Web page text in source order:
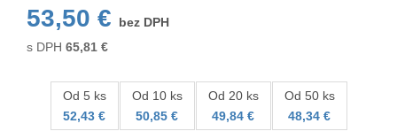
53,50 €
bez DPH
s DPH 65,81 €
Od 5 ks
52,43 €
Od 10 ks
50,85 €
Od 20 ks
49,84 €
Od 50 ks
48,34 €